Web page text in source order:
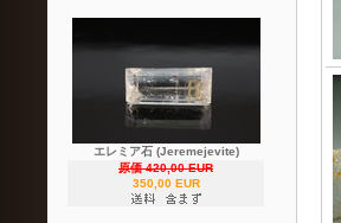
エレミア石 (Jeremejevite)
原価 420,00 EUR
350,00 EUR